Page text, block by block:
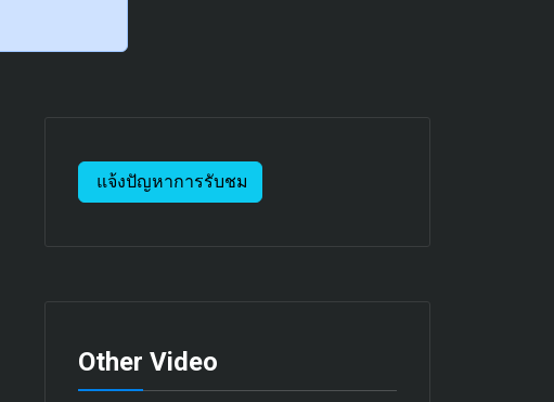
แจ้งปัญหาการรับชม
Other Video